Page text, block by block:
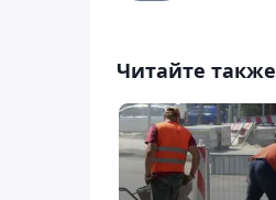
Читайте также